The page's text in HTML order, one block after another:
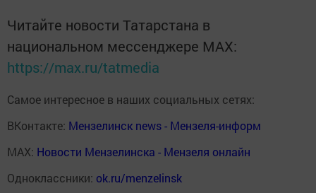
Читайте новости Татарстана в
национальном мессенджере MАХ:
https://max.ru/tatmedia
Самое интересное в наших социальных сетях:
ВКонтакте: Мензелинск news - Мензеля-информ
MAX: Новости Мензелинска - Мензеля онлайн
Одноклассники: ok.ru/menzelinsk